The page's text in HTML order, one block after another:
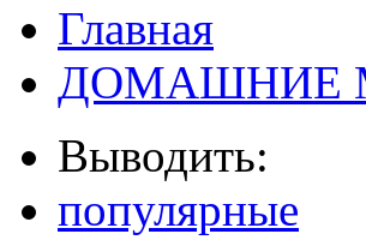
Главная
ДОМАШНИЕ
Выводить:
популярные